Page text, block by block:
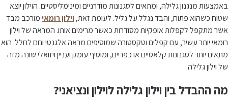
באמצעות מנגנון גלילה, ומתאים לסגנונות מודרניים ומינימליסטיים. הוילון יוצא
שטוח כשהוא פתוח, והבד נגלל על גליל. לעומת זאת,וילון רומאי מורכב מבד
אשר מתקפל לקפלות אופקיות מסודרות כאשר מרימים אותו. המראה של וילון
רומאי יותר עשיר, עם קפלים וטקסטורה שמוסיפים מראה אלגנטי וחם לחלל. הוא
מתאים יותר לסגנונות קלאסיים או כפריים, ומוסיף עומק ועניין ויזואלי שונה מזה
של וילון גלילה.
מה ההבדל בין וילון גלילה לוילון ונציאני?